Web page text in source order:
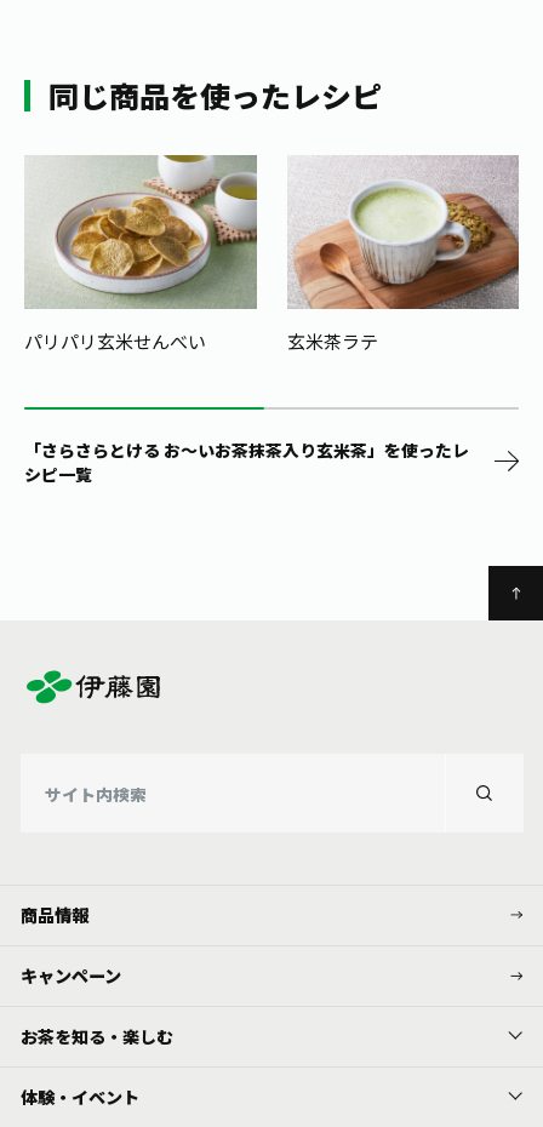
同じ商品を使ったレシピ
パリパリ玄米せんべい 玄米茶ラテ
「さらさらとける お～いお茶抹茶入り玄米茶」を使ったレ
シピ一覧
商品情報
キャンペーン
お茶を知る・楽しむ
体験・イベント